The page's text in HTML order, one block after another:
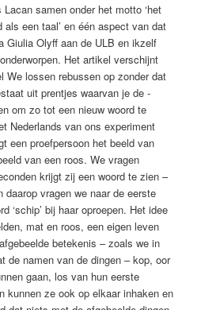
­samen onder het motto ‘het
een taal’ en één ­aspect van dat
Giulia Olyff aan de ULB en ikzelf
Het artikel verschijnt
We lossen rebussen op ­zonder dat
uit prentjes waarvan je de
om zo tot een nieuw woord te
Nederlands van ons experiment
een proefpersoon het beeld van
van een roos. We vragen
krijgt zij een woord te zien –
daarop vragen we naar de eerste
‘schip’ bij haar oproepen. Het idee
mat en roos, een eigen leven
betekenis – zoals we in
de namen van de dingen – kop, oor
gaan, los van hun eerste
kunnen ze ook op elkaar inhaken en